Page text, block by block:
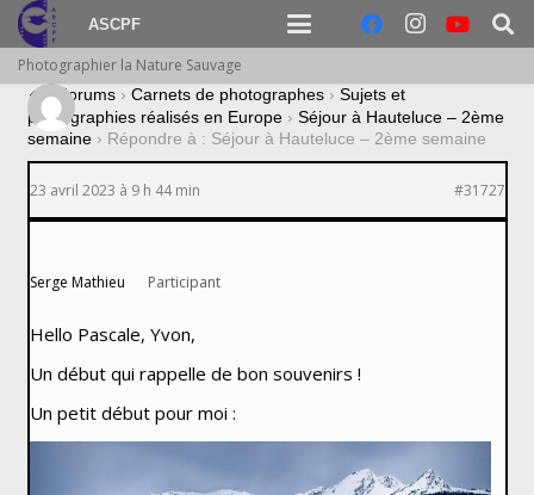
ASCPF
Photographier la Nature Sauvage
› Forums › Carnets de photographes › Sujets et
photographies réalisés en Europe › Séjour à Hauteluce – 2ème
semaine › Répondre à : Séjour à Hauteluce – 2ème semaine
23 avril 2023 à 9 h 44 min #31727
Serge Mathieu Participant
Hello Pascale, Yvon,
Un début qui rappelle de bon souvenirs !
Un petit début pour moi :